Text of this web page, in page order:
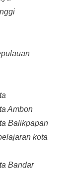
Ambon
Balikpapan
kota
Bandar